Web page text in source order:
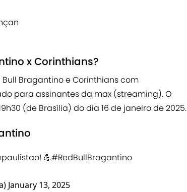
x Corinthians?
Bragantino e Corinthians com
para assinantes da max (streaming). O
(de Brasília) do dia 16 de janeiro de 2025.
! 💪#RedBullBragantino
January 13, 2025